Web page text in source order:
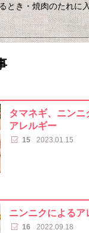
とき・焼肉のたれに
タマネギ、ニンニ
アレルギー
15 2023.01.15
ニンニクによるア
16 2022.09.18